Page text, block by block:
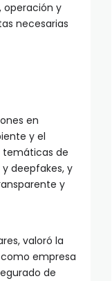
operación y
necesarias
en
y el
temáticas de
deepfakes, y
y
valoró la
empresa
de